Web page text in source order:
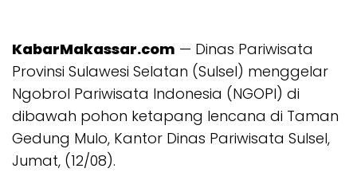
KabarMakassar.com — Dinas Pariwisata
Provinsi Sulawesi Selatan (Sulsel) menggelar
Ngobrol Pariwisata Indonesia (NGOPI) di
dibawah pohon ketapang lencana di Taman
Gedung Mulo, Kantor Dinas Pariwisata Sulsel,
Jumat, (12/08).